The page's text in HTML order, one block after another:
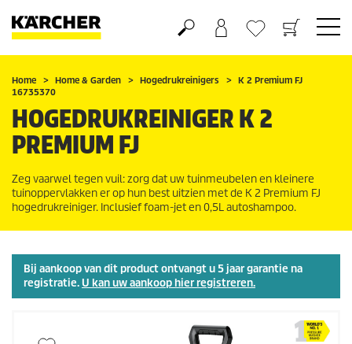
Boodschappenmandje
Verlanglijstje
Home Home & Garden Hogedrukreinigers
K 2 Premium FJ
16735370
HOGEDRUKREINIGER K 2
PREMIUM FJ
Zeg vaarwel tegen vuil: zorg dat uw tuinmeubelen en kleinere
tuinoppervlakken er op hun best uitzien met de K 2 Premium FJ
hogedrukreiniger. Inclusief foam-jet en 0,5L autoshampoo.
Bij aankoop van dit product ontvangt u 5 jaar garantie na
registratie.U kan uw aankoop hier registreren.